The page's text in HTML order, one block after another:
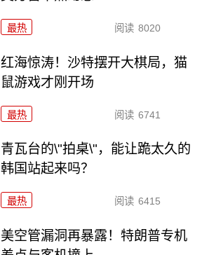
最热 阅读 8020
红海惊涛！沙特摆开大棋局，猫
鼠游戏才刚开场
最热 阅读 6741
青瓦台的\"拍桌\"，能让跪太久的
韩国站起来吗？
最热 阅读 6415
美空管漏洞再暴露！特朗普专机